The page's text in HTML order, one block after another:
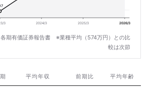
3 2024/3 2025/3 2026/3
期有価証券報告書 ※業種平均（574万円）との比
較は次節
平均年収 前期比 平均年齢